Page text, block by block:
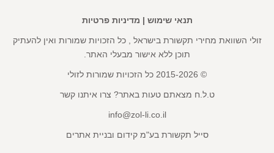
תנאי שימוש | מדיניות פרטיות
זולי השוואת מחירי תקשורת בישראל , כל הזכויות שמורות ואין להעתיק
תוכן ללא אישור מבעלי האתר.
© 2015-2026 כל הזכויות שמורות לזולי
ט.ל.ח מצאתם טעות באתר? צרו איתנו קשר
info@zol-li.co.il
סייל תקשורת בע"מ קידום ובניית אתרים